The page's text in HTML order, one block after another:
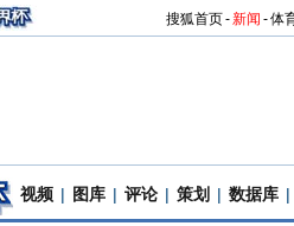
搜狐首页-新闻 -体
视频 | 图库 | 评论 | 策划 | 数据库 |